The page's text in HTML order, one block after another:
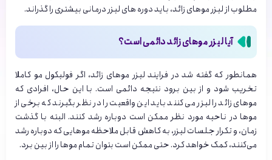
مطلوب از لیزر موهای زائد، باید دوره های لیزر درمانی بیشتری را گذراند.
آیا لیزر موهای زائد دائمی است؟
همانطور که گفته شد در فرایند لیزر موهای زائد، اگر فولیکول مو کاملا
تخریب شود و از بین برود نتیجه دائمی است. با این حال، افرادی که
موهای زائد را لیزر می کنند باید این واقعیت را در نظر بگیرند که برخی از
موها در ناحیه مورد نظر ممکن است دوباره رشد کنند. البته با گذشت
زمان، و تکرار جلسات لیزر، به کاهش قابل ملاحظه موهایی که دوباره رشد
می‌کنند، کمک خواهد کرد. حتی ممکن است بتوان تمام موها را از بین برد.